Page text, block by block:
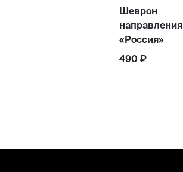
Шеврон
направления
«Россия»
490 ₽